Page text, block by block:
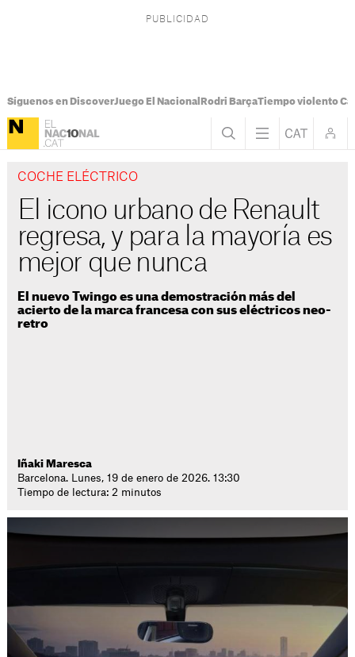
Síguenos en DiscoverJuego El Nacional Rodri BarçaTiempo violento
COCHE ELÉCTRICO
El icono urbano de Renault
regresa, y para la mayoría es
mejor que nunca
El nuevo Twingo es una demostración más del
acierto de la marca francesa con sus eléctricos neo-
retro
Iñaki Maresca
Barcelona. Lunes, 19 de enero de 2026. 13:30
Tiempo de lectura: 2 minutos